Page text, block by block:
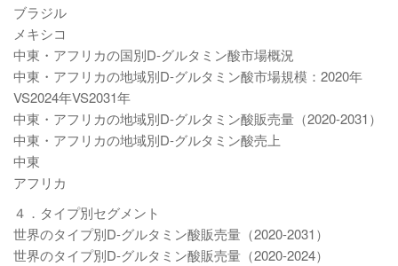
ブラジル
メキシコ
中東・アフリカの国別D-グルタミン酸市場概況
中東・アフリカの地域別D-グルタミン酸市場規模：2020年
VS2024年VS2031年
中東・アフリカの地域別D-グルタミン酸販売量（2020-2031）
中東・アフリカの地域別D-グルタミン酸売上
中東
アフリカ
４．タイプ別セグメント
世界のタイプ別D-グルタミン酸販売量（2020-2031）
世界のタイプ別D-グルタミン酸販売量（2020-2024）